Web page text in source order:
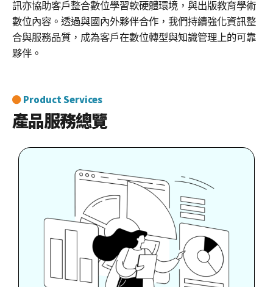
訊亦協助客戶整合數位學習軟硬體環境，與出版教育學術
數位內容。透過與國內外夥伴合作，我們持續強化資訊整
合與服務品質，成為客戶在數位轉型與知識管理上的可靠
夥伴。
Product Services
產品服務總覽